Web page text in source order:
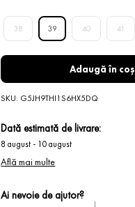
38 39 40 41
Adaugă în coș
SKU: G5JH9THI1S6HX5DQ
Dată estimată de livrare:
8 august - 10 august
Află mai multe
Ai nevoie de ajutor?